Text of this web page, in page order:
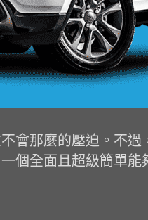
會那麼的壓迫。不
個全面且超級簡單